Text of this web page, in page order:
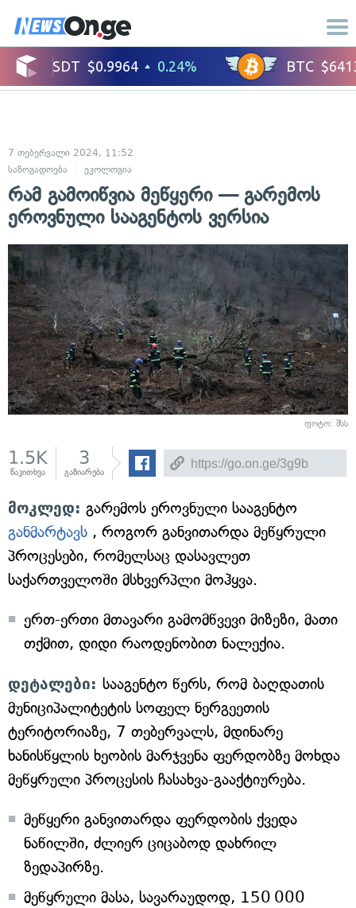
7 თებერვალი 2024, 11:52
საზოგადოება
ეკოლოგია
რამ გამოიწვია მეწყერი — გარემოს
ეროვნული სააგენტოს ვერსია
ფოტო: შსს
1.5K
წაკითხვა
3
გაზიარება
მოკლედ: გარემოს ეროვნული სააგენტო
განმარტავს , როგორ განვითარდა მეწყრული
პროცესები, რომელსაც დასავლეთ
საქართველოში მსხვერპლი მოჰყვა.
ერთ-ერთი მთავარი გამომწვევი მიზეზი, მათი
თქმით, დიდი რაოდენობით ნალექია.
დეტალები: სააგენტო წერს, რომ ბაღდათის
მუნიციპალიტეტის სოფელ ნერგეეთის
ტერიტორიაზე, 7 თებერვალს, მდინარე
ხანისწყლის ხეობის მარჯვენა ფერდობზე მოხდა
მეწყრული პროცესის ჩასახვა-გააქტიურება.
მეწყერი განვითარდა ფერდობის ქვედა
ნაწილში, ძლიერ ციცაბოდ დახრილ
ზედაპირზე.
მეწყრული მასა, სავარაუდოდ, 150 000